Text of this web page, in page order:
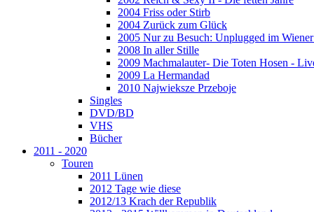
2004 Friss oder Stirb
2004 Zurück zum Glück
2005 Nur zu Besuch: Unplugged im
2008 In aller Stille
2009 Machmalauter- Die Toten Hosen -
2009 La Hermandad
2010 Najwieksze Przeboje
Singles
DVD/BD
VHS
Bücher
2011 - 2020
Touren
2011 Lünen
2012 Tage wie diese
2012/13 Krach der Republik